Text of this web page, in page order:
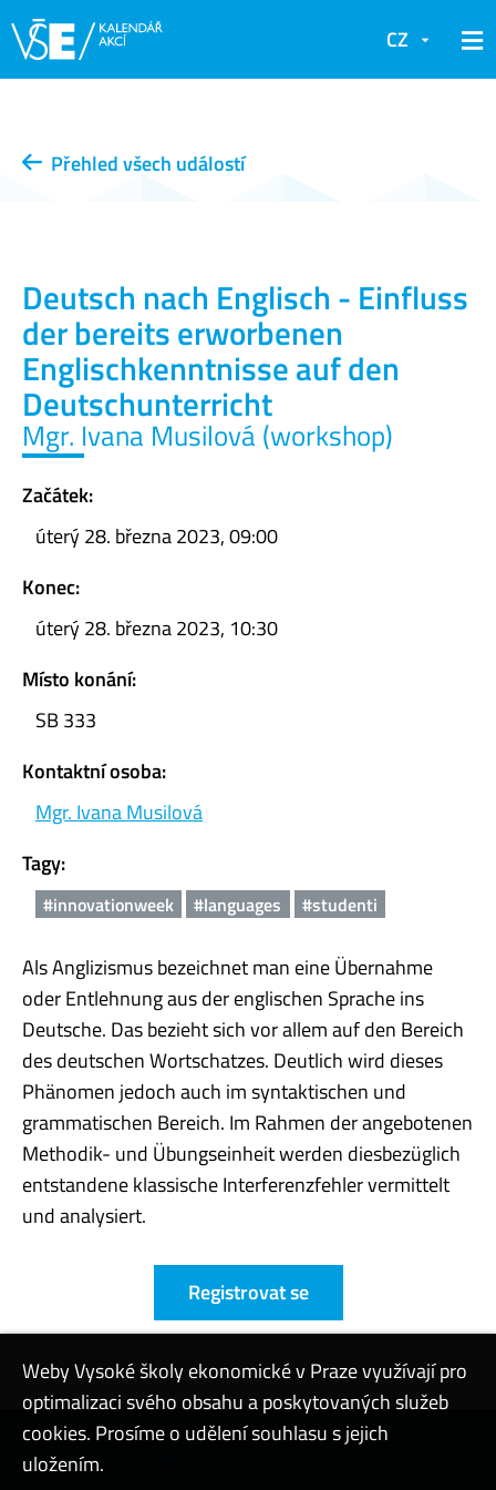
CZ
Přehled všech událostí
Deutsch nach Englisch - Einfluss
der bereits erworbenen
Englischkenntnisse auf den
Deutschunterricht
Mgr. Ivana Musilová (workshop)
Začátek:
úterý 28. března 2023, 09:00
Konec:
úterý 28. března 2023, 10:30
Místo konání:
SB 333
Kontaktní osoba:
Mgr. Ivana Musilová
Tagy:
#innovationweek #languages #studenti
Als Anglizismus bezeichnet man eine Übernahme
oder Entlehnung aus der englischen Sprache ins
Deutsche. Das bezieht sich vor allem auf den Bereich
des deutschen Wortschatzes. Deutlich wird dieses
Phänomen jedoch auch im syntaktischen und
grammatischen Bereich. Im Rahmen der angebotenen
Methodik- und Übungseinheit werden diesbezüglich
entstandene klassische Interferenzfehler vermittelt
und analysiert.
Registrovat se
Kontaktovat podporu
Weby Vysoké školy ekonomické v Praze využívají pro
optimalizaci svého obsahu a poskytovaných služeb
cookies. Prosíme o udělení souhlasu s jejich
uložením.